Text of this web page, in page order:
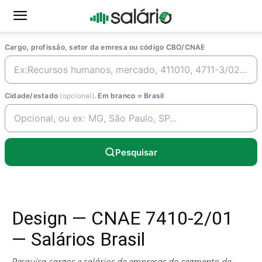
Cargo, profissão, setor da emresa ou código CBO/CNAE
Cidade/estado (opcional). Em branco = Brasil
Pesquisar
Design — CNAE 7410-2/01
— Salários Brasil